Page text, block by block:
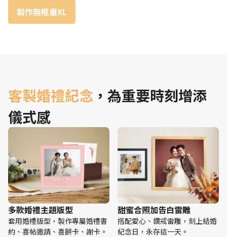
製作無框畫XL
客製婚禮紀念 ，為重要時刻增添
儀式感
多款婚禮主題版型
套用婚禮版型，製作專屬婚禮書
約、喜帖邀請、喜餅卡、謝卡。
甜蜜合照加告白雷雕
搭配愛心、鑽戒雷雕，刻上結婚
紀念日，永存這一天。